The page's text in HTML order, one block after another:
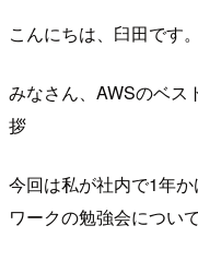
こんにちは、臼田です。
みなさん、AWSのベス
拶
今回は私が社内で1年
ワークの勉強会につい